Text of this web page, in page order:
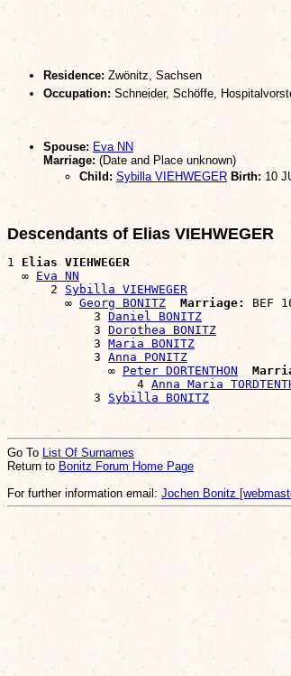
Residence: Zwönitz, Sachsen
Occupation:Schneider, Schöffe,
Spouse: Eva NN
Marriage: (Date and Place unknown)
Child: Sybilla VIEHWEGER Birth: 10
Descendants of Elias VIEHWEGER
1 Elias VIEHWEGER
  ∞
Eva NN
      2
Sybilla VIEHWEGER
        ∞
Georg BONITZ Marriage:
BEF
            3
Daniel BONITZ
            3
Dorothea BONITZ
            3
Maria BONITZ
            3
Anna PONITZ
              ∞
Peter DORTENTHON
                  4
Anna Maria
            3
Sybilla BONITZ
Go To
List Of Surnames
Return to Bonitz Forum Home Page
For further information email: Jochen Bonitz